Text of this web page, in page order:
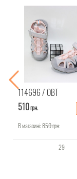
114696 ОВТ
510грн.
В магазині:850грн.
29